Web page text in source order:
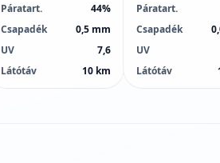
Páratart.
44%
Csapadék
0,5 mm
UV
7,6
Látótáv
10 km
Páratart.
Csapadék
UV
Látótáv